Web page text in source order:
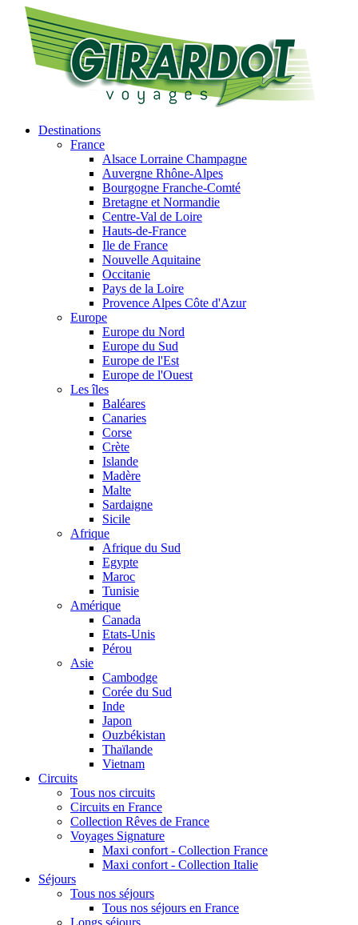
Destinations
France
Alsace Lorraine Champagne
Auvergne Rhône-Alpes
Bourgogne Franche-Comté
Bretagne et Normandie
Centre-Val de Loire
Hauts-de-France
Ile de France
Nouvelle Aquitaine
Occitanie
Pays de la Loire
Provence Alpes Côte d'Azur
Europe
Europe du Nord
Europe du Sud
Europe de l'Est
Europe de l'Ouest
Les îles
Baléares
Canaries
Corse
Crète
Islande
Madère
Malte
Sardaigne
Sicile
Afrique
Afrique du Sud
Egypte
Maroc
Tunisie
Amérique
Canada
Etats-Unis
Pérou
Asie
Cambodge
Corée du Sud
Inde
Japon
Ouzbékistan
Thaïlande
Vietnam
Circuits
Tous nos circuits
Circuits en France
Collection Rêves de France
Voyages Signature
Maxi confort - Collection France
Maxi confort - Collection Italie
Séjours
Tous nos séjours
Tous nos séjours en France
Longs séjours